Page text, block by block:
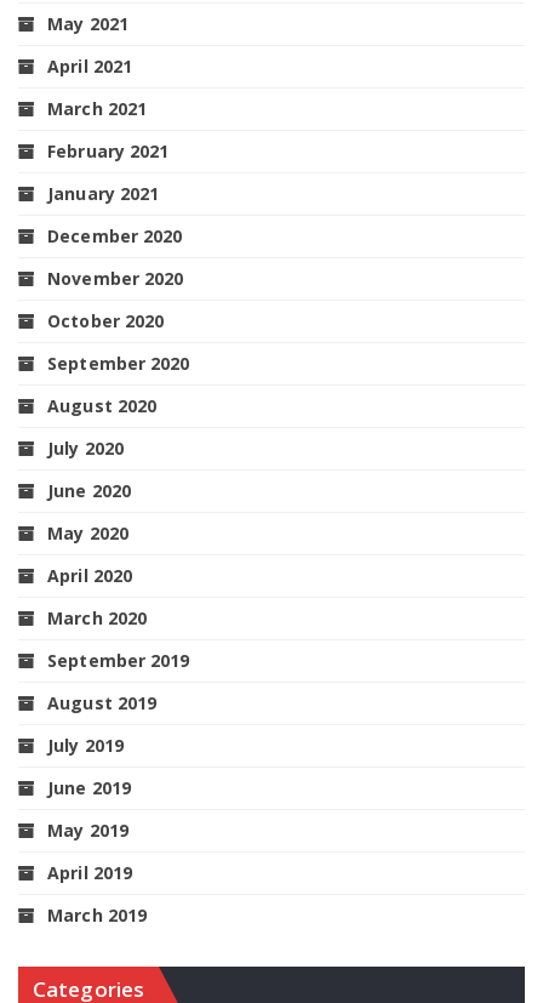
May 2021
April 2021
March 2021
February 2021
January 2021
December 2020
November 2020
October 2020
September 2020
August 2020
July 2020
June 2020
May 2020
April 2020
March 2020
September 2019
August 2019
July 2019
June 2019
May 2019
April 2019
March 2019
Categories